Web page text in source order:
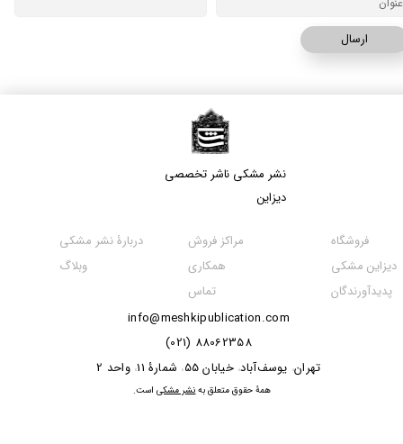
ارسال
نشر مشکی​​​​​​​ ناشر تخصصی
دیزاین
info@meshkipublication.com
88062358 (021)
​​​​​​تهران، یوسف‌آباد، خیابان 55 ، شمارۀ 11 ،واحد 2
مراکز فروش
همکاری
تماس
فروشگاه
دیزاین مشکی
پدیدآورندگان
دربارۀ نشر مشکی
وبلاگ
​همۀ حقوق متعلق به نشر مشکیاست.